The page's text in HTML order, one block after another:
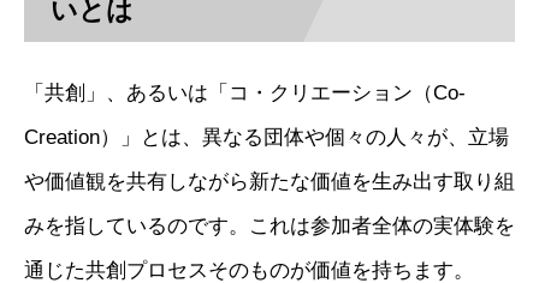
いとは
「共創」、あるいは「コ・クリエーション（Co-
Creation）」とは、異なる団体や個々の人々が、立場
や価値観を共有しながら新たな価値を生み出す取り組
みを指しているのです。これは参加者全体の実体験を
通じた共創プロセスそのものが価値を持ちます。